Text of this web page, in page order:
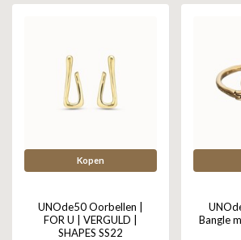
Kopen
UNOde50 Oorbellen |
FOR U | VERGULD |
SHAPES SS22
Bangle